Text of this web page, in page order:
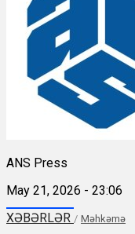
ANS Press
May 21, 2026 - 23:06
XƏBƏRLƏR / Məhkəmə